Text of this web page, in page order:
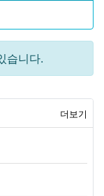
습니다.
더보기